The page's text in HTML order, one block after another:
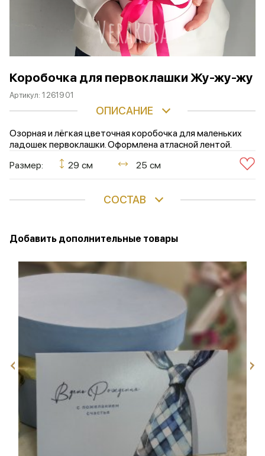
Коробочка для первоклашки Жу-жу-жу
Артикул:1261901
ОПИСАНИЕ
Озорная и лёгкая цветочная коробочка для маленьких
ладошек первоклашки. Оформлена атласной лентой.
Размер:
29 см 25 см
СОСТАВ
Добавить дополнительные товары